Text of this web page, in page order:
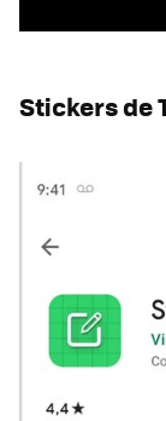
Stickers de